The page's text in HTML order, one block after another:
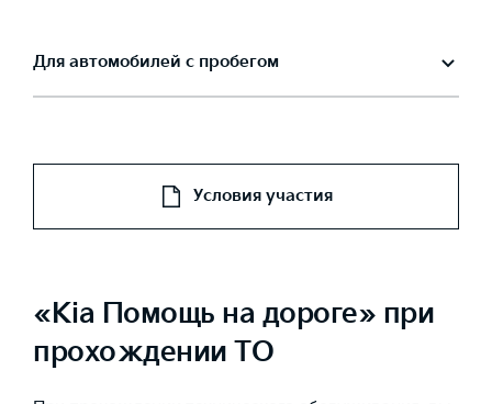
Для автомобилей с пробегом
Условия участия
«Kia Помощь на дороге» при
прохождении ТО